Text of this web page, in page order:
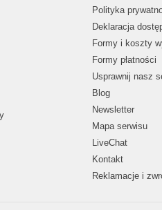
Polityka
Deklaracja
Formy i koszty
Formy płatności
Usprawnij nasz
Blog
Newsletter
Mapa serwisu
LiveChat
Kontakt
Reklamacje i